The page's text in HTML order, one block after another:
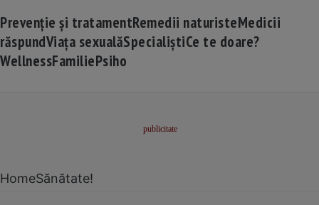
Prevenție și tratamentRemedii naturisteMedicii
răspundViața sexualăSpecialiștiCe te doare?
WellnessFamiliePsiho
HomeSănătate!